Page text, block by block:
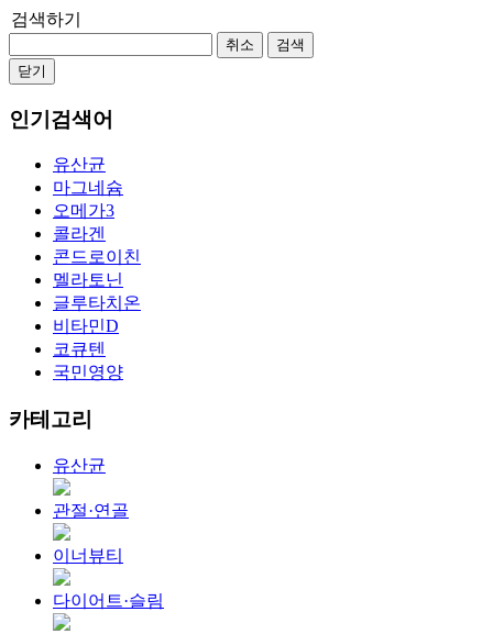
검색하기
취소
검색
닫기
인기검색어
유산균
마그네슘
오메가3
콜라겐
콘드로이친
멜라토닌
글루타치온
비타민D
코큐텐
국민영양
카테고리
유산균
관절·연골
이너뷰티
다이어트·슬림